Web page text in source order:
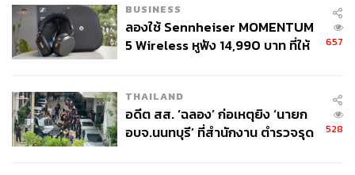
BUSINESS
ลองใช้ Sennheiser MOMENTUM
5 Wireless หูฟัง 14,990 บาท ที่ให้
657
THAILAND
อดีต สส. ‘ฉลอง’ ก่อเหตุยิง ‘นายก
อบจ.นนทบุรี’ ที่สำนักงาน ตำรวจรุด
528